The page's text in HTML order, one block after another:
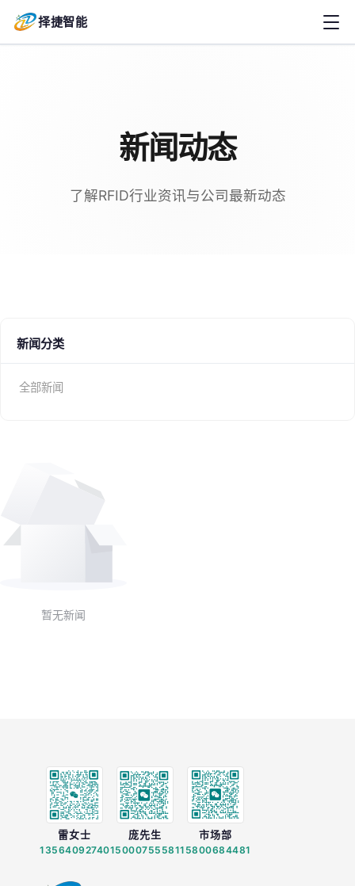
择捷智能
新闻动态
了解RFID行业资讯与公司最新动态
新闻分类
全部新闻
暂无新闻
雷女士
13564092740
庞先生
15000755581
市场部
15800684481